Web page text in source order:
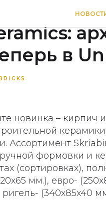
в
новинка – кирпич
Ассортимент
формовки и
(сортировках),
мм.), евро-
ригель- (340x85x40